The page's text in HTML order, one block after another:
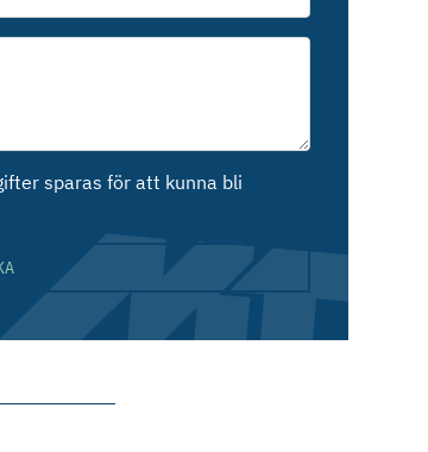
sparas för att kunna bli